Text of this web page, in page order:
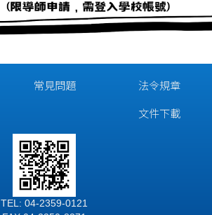
常見問題 法令規章
文件下載
TEL: 04-2359-0121